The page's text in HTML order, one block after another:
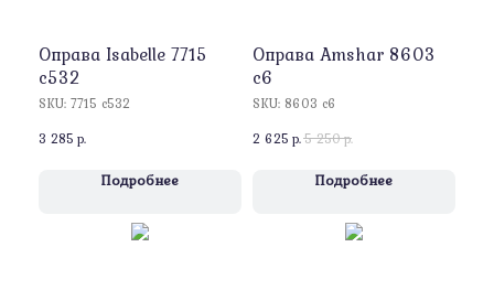
Оправa Isabelle 7715
c532
SKU: 7715 c532
3 285 р.
Подробнее
Оправa Amshar 8603
c6
SKU: 8603 c6
2 625 р.5 250р.
Подробнее